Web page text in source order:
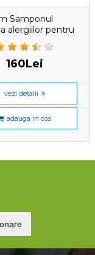
Samponul
alergiilor pentru
200 ml
160Lei
vezi detalii
adauga in cos